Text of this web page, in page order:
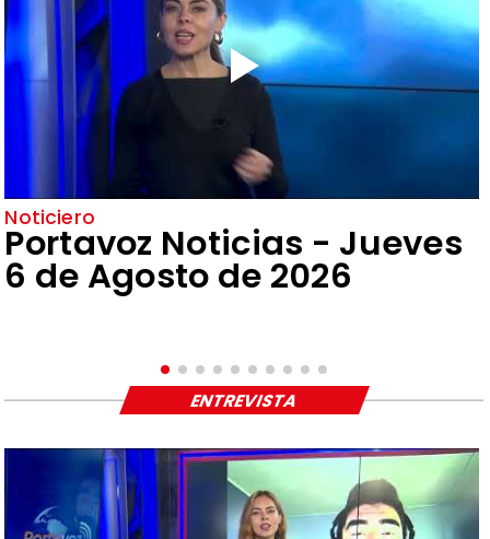
Noticiero
Portavoz Noticias - Jueves
6 de Agosto de 2026
ENTREVISTA